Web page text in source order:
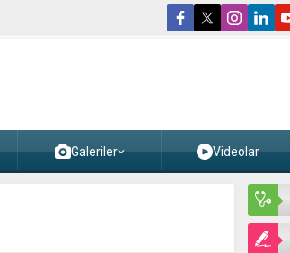
Galeriler Videolar